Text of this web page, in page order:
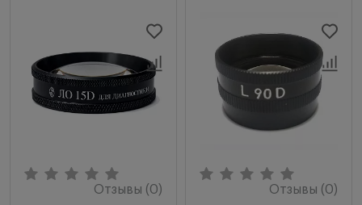
Отзывы (0) Отзывы (0)